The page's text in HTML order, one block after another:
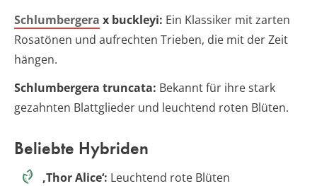
Schlumbergera x buckleyi: Ein Klassiker mit zarten
Rosatönen und aufrechten Trieben, die mit der Zeit
hängen.
Schlumbergera truncata: Bekannt für ihre stark
gezahnten Blattglieder und leuchtend roten Blüten.
Beliebte Hybriden
‚Thor Alice‘: Leuchtend rote Blüten